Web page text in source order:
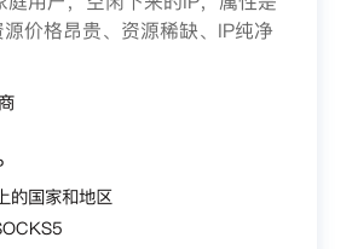
价格昂贵、资源稀缺、IP纯净
的国家和地区